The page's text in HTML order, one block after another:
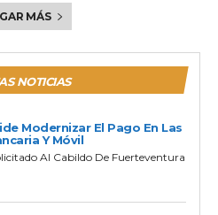
MÁS
NOTICIAS
Modernizar El Pago En Las
Y Móvil
Al Cabildo De Fuerteventura